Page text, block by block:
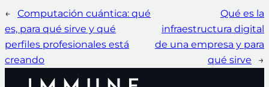
←
Computación cuántica: qué
es, para qué sirve y qué
perfiles profesionales está
creando
Qué es la
infraestructura digital
de una empresa y para
qué sirve
→